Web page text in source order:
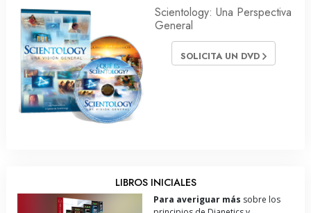
Scientology: Una Perspectiva
General
SOLICITA UN DVD
LIBROS INICIALES
Para averiguar más sobre los